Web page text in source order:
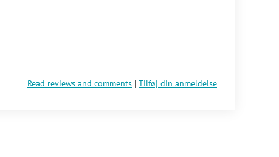
Tilføj din anmeldelse
|
Read reviews and comments